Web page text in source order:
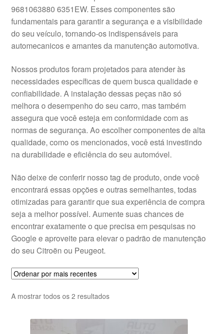
Pagamentos
Pagamentos
Política de Privacidade
Procedimento de Reclamação
Reclamações
Sobre nós
Termos e Condições
Transporte
9681063880 6351EW. Esses componentes são
fundamentais para garantir a segurança e a visibilidade
do seu veículo, tornando-os indispensáveis para
automecanicos e amantes da manutenção automotiva.
Nossos produtos foram projetados para atender às
necessidades específicas de quem busca qualidade e
confiabilidade. A instalação dessas peças não só
melhora o desempenho do seu carro, mas também
assegura que você esteja em conformidade com as
normas de segurança. Ao escolher componentes de alta
qualidade, como os mencionados, você está investindo
na durabilidade e eficiência do seu automóvel.
Não deixe de conferir nosso tag de produto, onde você
encontrará essas opções e outras semelhantes, todas
otimizadas para garantir que sua experiência de compra
seja a melhor possível. Aumente suas chances de
encontrar exatamente o que precisa em pesquisas no
Google e aproveite para elevar o padrão de manutenção
do seu Citroën ou Peugeot.
A mostrar todos os 2 resultadosOrdenado
mais